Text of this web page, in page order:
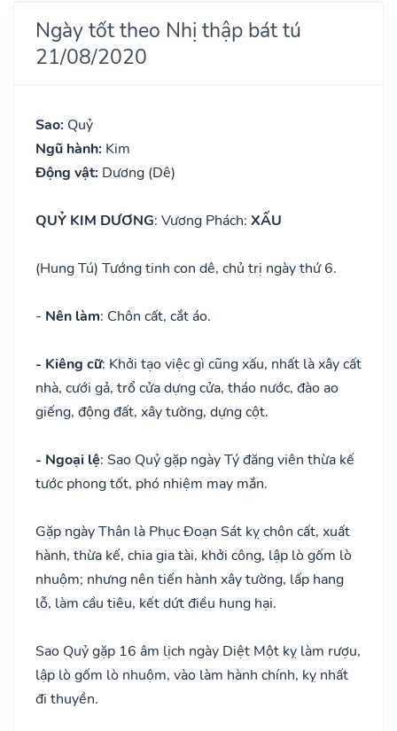
Ngày tốt theo Nhị thập bát tú
21/08/2020
Sao: Quỷ
Ngũ hành: Kim
Động vật: Dương (Dê)
QUỶ KIM DƯƠNG: Vương Phách: XẤU
(Hung Tú) Tướng tinh con dê, chủ trị ngày thứ 6.
- Nên làm: Chôn cất, cắt áo.
- Kiêng cữ: Khởi tạo việc gì cũng xấu, nhất là xây cất
nhà, cưới gả, trổ cửa dựng cửa, tháo nước, đào ao
giếng, động đất, xây tường, dựng cột.
- Ngoại lệ: Sao Quỷ gặp ngày Tý đăng viên thừa kế
tước phong tốt, phó nhiệm may mắn.
Gặp ngày Thân là Phục Đoạn Sát kỵ chôn cất, xuất
hành, thừa kế, chia gia tài, khởi công, lập lò gốm lò
nhuộm; nhưng nên tiến hành xây tường, lấp hang
lỗ, làm cầu tiêu, kết dứt điều hung hại.
Sao Quỷ gặp 16 âm lịch ngày Diệt Một kỵ làm rượu,
lập lò gốm lò nhuộm, vào làm hành chính, kỵ nhất
đi thuyền.